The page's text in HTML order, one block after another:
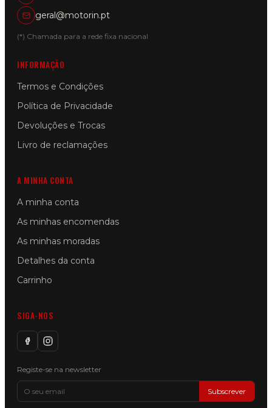
geral@motorin.pt
(*) Chamada para a rede fixa nacional
INFORMAÇÃO
Termos e Condições
Política de Privacidade
Devoluções e Trocas
Livro de reclamações
A MINHA CONTA
A minha conta
As minhas encomendas
As minhas moradas
Detalhes da conta
Carrinho
SIGA-NOS
Registe-se na newsletter
Subscrever